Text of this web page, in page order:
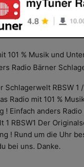
Radio der
101 % Musik und
Radio Bärner
Schlagerwelt RBSW 1 /
Radio mit 101 %
! Einfach anders
1 RBSW1 Der
! Rund um die Uhr
bei uns. Danke.